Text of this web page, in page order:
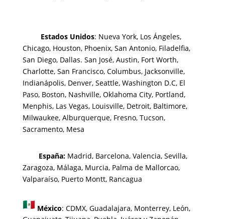
Estados Unidos: Nueva York, Los Ángeles,
Chicago, Houston, Phoenix, San Antonio, Filadelfia,
San Diego, Dallas. San José, Austin, Fort Worth,
Charlotte, San Francisco, Columbus, Jacksonville,
Indianápolis, Denver, Seattle, Washington D.C, El
Paso, Boston, Nashville, Oklahoma City, Portland,
Menphis, Las Vegas, Louisville, Detroit, Baltimore,
Milwaukee, Alburquerque, Fresno, Tucson,
Sacramento, Mesa
España: Madrid, Barcelona, Valencia, Sevilla,
Zaragoza, Málaga, Murcia, Palma de Mallorcao,
Valparaíso, Puerto Montt, Rancagua
México: CDMX, Guadalajara, Monterrey, León,